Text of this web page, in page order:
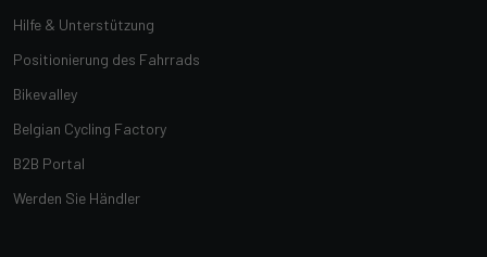
Hilfe & Unterstützung
Positionierung des Fahrrads
Bikevalley
Belgian Cycling Factory
B2B Portal
Werden Sie Händler